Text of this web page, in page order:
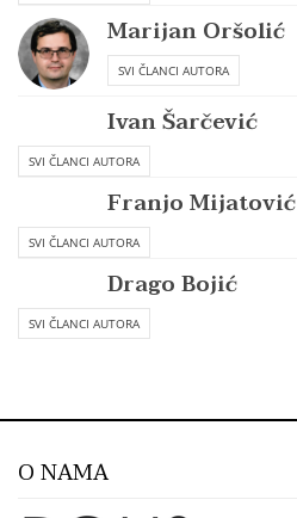
Marijan Oršolić
SVI ČLANCI AUTORA
Ivan Šarčević
SVI ČLANCI AUTORA
Franjo Mijatović
SVI ČLANCI AUTORA
Drago Bojić
SVI ČLANCI AUTORA
O NAMA